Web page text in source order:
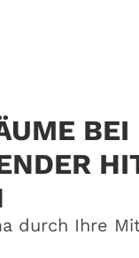
BEI
durch Ihre